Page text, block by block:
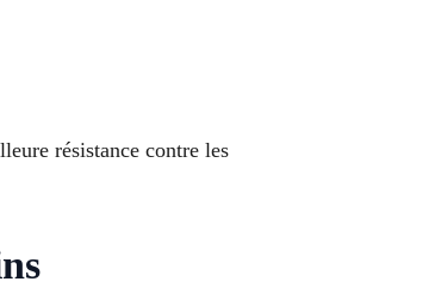
résistance contre les